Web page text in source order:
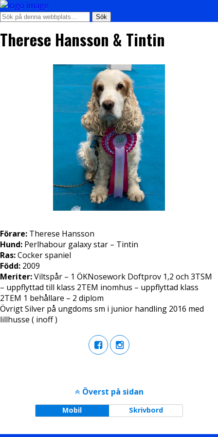
Therese Hansson & Tintin
Förare: Therese Hansson
Hund: Perlhabour galaxy star – Tintin
Ras:Cocker spaniel
Född: 2009
Meriter:Viltspår – 1 ÖKNosework Doftprov 1,2 och 3TSM
– uppflyttad till klass 2TEM inomhus – uppflyttad klass
2TEM 1 behållare – 2 diplom
Övrigt Silver på ungdoms sm i junior handling 2016 med
lillhusse ( inoff )
Överst på sidan
Mobil Skrivbord